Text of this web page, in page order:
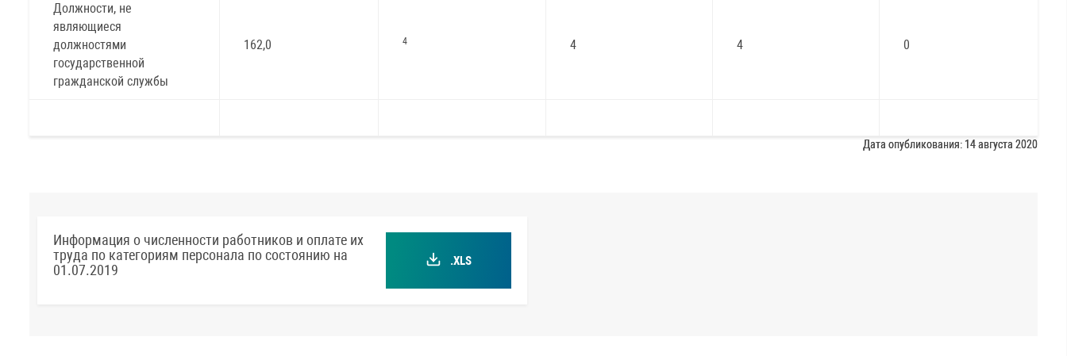
Должности, не
являющиеся
должностями
государственной
гражданской службы
162,0 4 4 4 0
Дата опубликования: 14 августа 2020
Информация о численности работников и оплате их
труда по категориям персонала по состоянию на
01.07.2019
.XLS